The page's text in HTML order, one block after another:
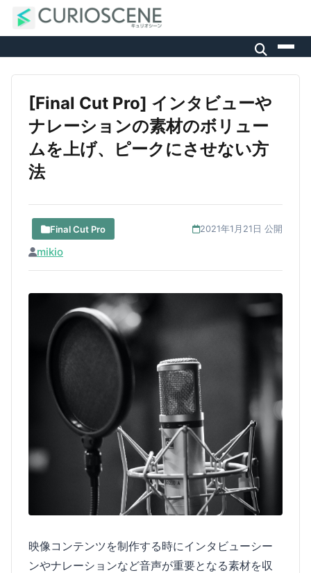
[Final Cut Pro] インタビューや
ナレーションの素材のボリュー
ムを上げ、ピークにさせない方
法
Final Cut Pro 2021年1月21日 公開
mikio
映像コンテンツを制作する時にインタビューシー
ンやナレーションなど音声が重要となる素材を収